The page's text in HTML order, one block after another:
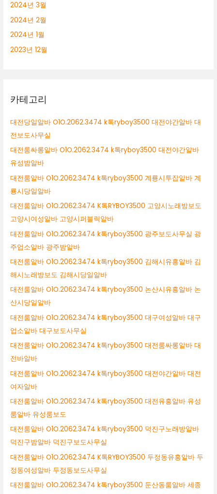
2024년 3월
2024년 2월
2024년 1월
2023년 12월
카테고리
대전당일알바 O1O.2062.3474 k톡ryboy3500 대전야간알바 대
전보도사무실
대전룸싸롱알바 O1O.2062.3474 k톡ryboy3500 대전야간알바
유성밤알바
대전룸알바 O1O.2062.3474 k톡ryboy3500 계룡시투잡알바 계
룡시당일알바
대전룸알바 O1O.2062.3474 K톡RYBOY3500 고양시노래방보도
고양시여성알바 고양시퍼블릭알바
대전룸알바 O1O.2062.3474 k톡ryboy3500 광주보도사무실 광
주업소알바 광주밤알바
대전룸알바 O1O.2062.3474 k톡ryboy3500 김해시유흥알바 김
해시노래방보도 김해시당일알바
대전룸알바 O1O.2062.3474 k톡ryboy3500 논산시유흥알바 논
산시당일알바
대전룸알바 O1O.2062.3474 k톡ryboy3500 대구여성알바 대구
업소알바 대구보도사무실
대전룸알바 O1O.2062.3474 k톡ryboy3500 대전룸싸롱알바 대
전바알바
대전룸알바 O1O.2062.3474 k톡ryboy3500 대전야간알바 대전
여자알바
대전룸알바 O1O.2062.3474 k톡ryboy3500 대전유흥알바 유성
룸알바 유성룸보도
대전룸알바 O1O.2062.3474 k톡ryboy3500 덕진구노래방알바
덕진구밤알바 덕진구보도사무실
대전룸알바 O1O.2062.3474 K톡RYBOY3500 두정동유흥알바 두
정동여성알바 두정동보도사무실
대전룸알바 O1O.2062.3474 k톡ryboy3500 둔산동룸알바 세종